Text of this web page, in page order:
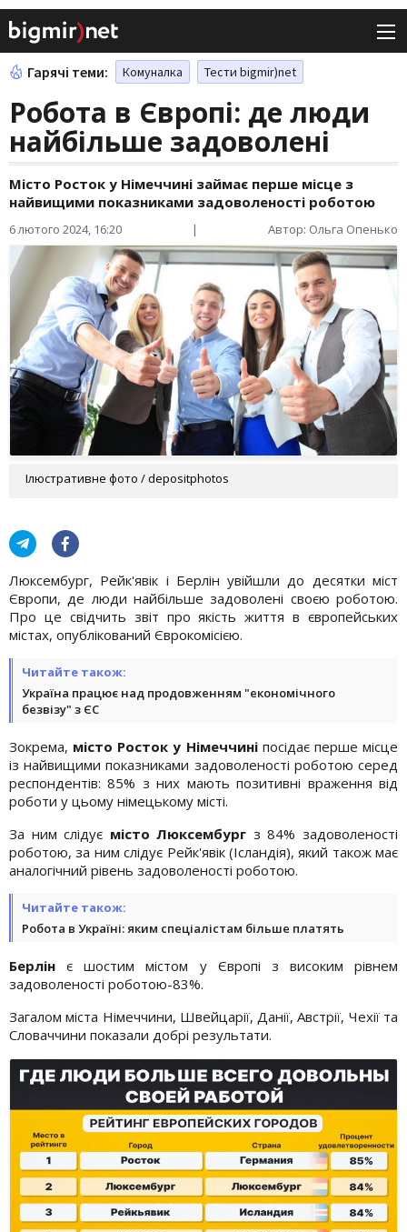
Гарячі теми: Комуналка Тести bigmir)net
Робота в Європі: де люди
найбільше задоволені
Місто Росток у Німеччині займає перше місце з
найвищими показниками задоволеності роботою
6 лютого 2024, 16:20 | Автор: Ольга Опенько
Ілюстративне фото / depositphotos
Люксембург, Рейк'явік і Берлін увійшли до десятки міст
Європи, де люди найбільше задоволені своєю роботою.
Про це свідчить звіт про якість життя в європейських
містах, опублікований Єврокомісією.
Читайте також:
Україна працює над продовженням "економічного
безвізу" з ЄС
Зокрема, місто Росток у Німеччині посідає перше місце
із найвищими показниками задоволеності роботою серед
респондентів: 85% з них мають позитивні враження від
роботи у цьому німецькому місті.
За ним слідує місто Люксембург з 84% задоволеності
роботою, за ним слідує Рейк'явік (Ісландія), який також має
аналогічний рівень задоволеності роботою.
Читайте також:
Робота в Україні: яким спеціалістам більше платять
Берлін є шостим містом у Європі з високим рівнем
задоволеності роботою-83%.
Загалом міста Німеччини, Швейцарії, Данії, Австрії, Чехії та
Словаччини показали добрі результати.